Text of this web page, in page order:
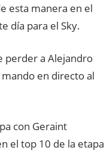
esta manera en el
día para el Sky.
perder a Alejandro
en directo al
con Geraint
el top 10 de la etapa